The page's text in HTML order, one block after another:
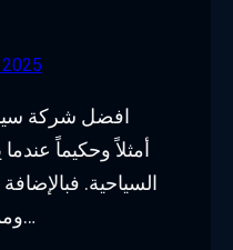
افضل شركة
أمثلاً وحكيماً
السياحية.
ومميزة، توفر هذه الشركات…